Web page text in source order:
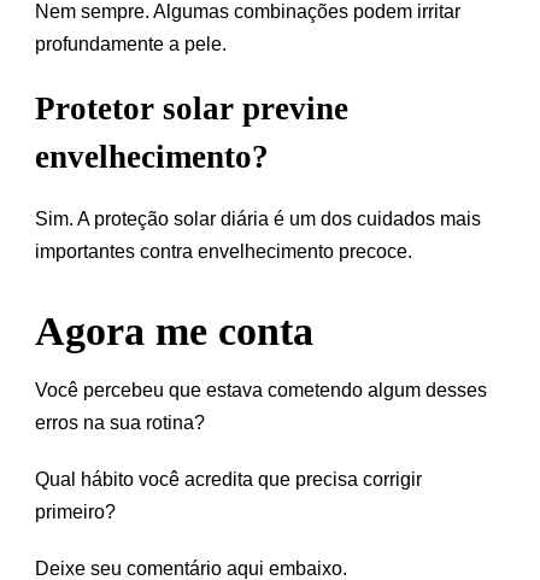
Nem sempre. Algumas combinações podem irritar
profundamente a pele.
Protetor solar previne
envelhecimento?
Sim. A proteção solar diária é um dos cuidados mais
importantes contra envelhecimento precoce.
Agora me conta
Você percebeu que estava cometendo algum desses
erros na sua rotina?
Qual hábito você acredita que precisa corrigir
primeiro?
Deixe seu comentário aqui embaixo.